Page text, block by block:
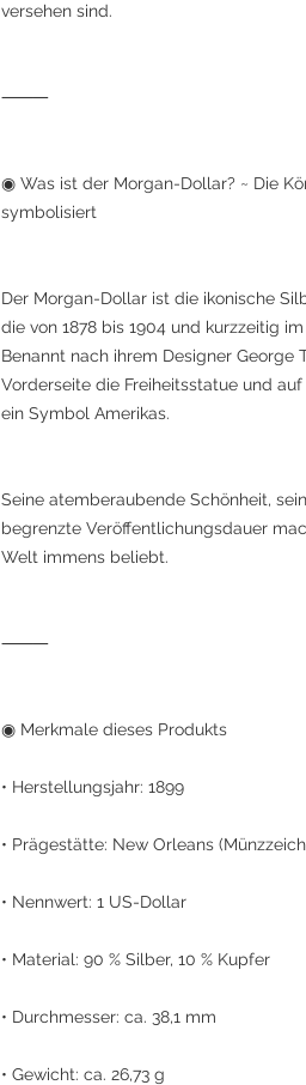
versehen sind.
⸻
◉ Was ist der Morgan-Dollar? ~ Die
symbolisiert
Der Morgan-Dollar ist die ikonische
die von 1878 bis 1904 und kurzzeitig
Benannt nach ihrem Designer George
Vorderseite die Freiheitsstatue und
ein Symbol Amerikas.
Seine atemberaubende Schönheit,
begrenzte Veröffentlichungsdauer
Welt immens beliebt.
⸻
◉ Merkmale dieses Produkts
• Herstellungsjahr: 1899
• Prägestätte: New Orleans
• Nennwert: 1 US-Dollar
• Material: 90 % Silber, 10 % Kupfer
• Durchmesser: ca. 38,1 mm
• Gewicht: ca. 26,73 g